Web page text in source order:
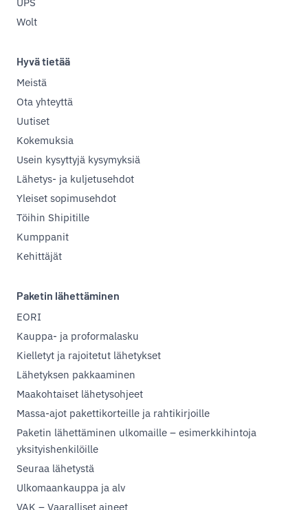
Wolt
Hyvä tietää
Meistä
Ota yhteyttä
Uutiset
Kokemuksia
Usein kysyttyjä kysymyksiä
Lähetys- ja kuljetusehdot
Yleiset sopimusehdot
Töihin Shipitille
Kumppanit
Kehittäjät
Paketin lähettäminen
EORI
Kauppa- ja proformalasku
Kielletyt ja rajoitetut lähetykset
Lähetyksen pakkaaminen
Maakohtaiset lähetysohjeet
Massa-ajot pakettikorteille ja rahtikirjoille
Paketin lähettäminen ulkomaille – esimerkkihintoja
yksityishenkilöille
Seuraa lähetystä
Ulkomaankauppa ja alv
VAK – Vaaralliset aineet